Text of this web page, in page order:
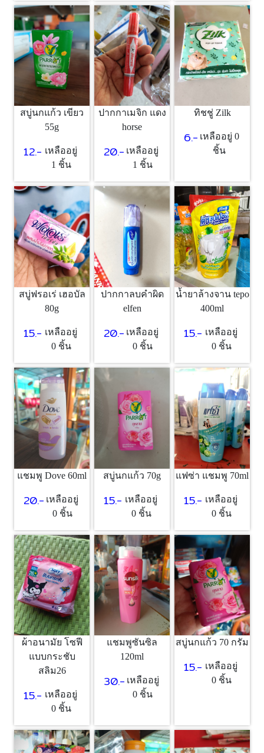
สบู่นกแก้ว เขียว
55g
12.- เหลืออยู่
1 ชิ้น
ปากกาเมจิก แดง
horse
20.- เหลืออยู่
1 ชิ้น
ทิชชู่ Zilk
6.- เหลืออยู่ 0
ชิ้น
สบู่ฟรอเร่ เฮอบัล
80g
15.- เหลืออยู่
0 ชิ้น
ปากกาลบคำผิด
elfen
20.- เหลืออยู่
0 ชิ้น
น้ำยาล้างจาน tepo
400ml
15.- เหลืออยู่
0 ชิ้น
แชมพู Dove 60ml
20.- เหลืออยู่
0 ชิ้น
สบู่นกแก้ว 70g
15.- เหลืออยู่
0 ชิ้น
แฟซ่า แชมพู 70ml
15.- เหลืออยู่
0 ชิ้น
ผ้าอนามัย โซฟี
แบบกระชับ
สลิม26
15.- เหลืออยู่
0 ชิ้น
แชมพูซันซิล
120ml
30.- เหลืออยู่
0 ชิ้น
สบู่นกแก้ว 70 กรัม
15.- เหลืออยู่
0 ชิ้น